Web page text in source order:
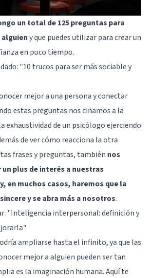
un total de 125 preguntas para
y que puedes utilizar para crear un
en poco tiempo.
"10 trucos para ser más sociable y
mejor a una persona y conectar
estas preguntas nos ciñamos a la
exhaustividad de un psicólogo ejerciendo
de ver cómo reacciona la otra
frases y preguntas, también nos
un plus de interés a nuestras
en muchos casos, haremos que la
y se abra más a nosotros.
"Inteligencia interpersonal: definición y
ampliarse hasta el infinito, ya que las
mejor a alguien pueden ser tan
es la imaginación humana. Aquí te